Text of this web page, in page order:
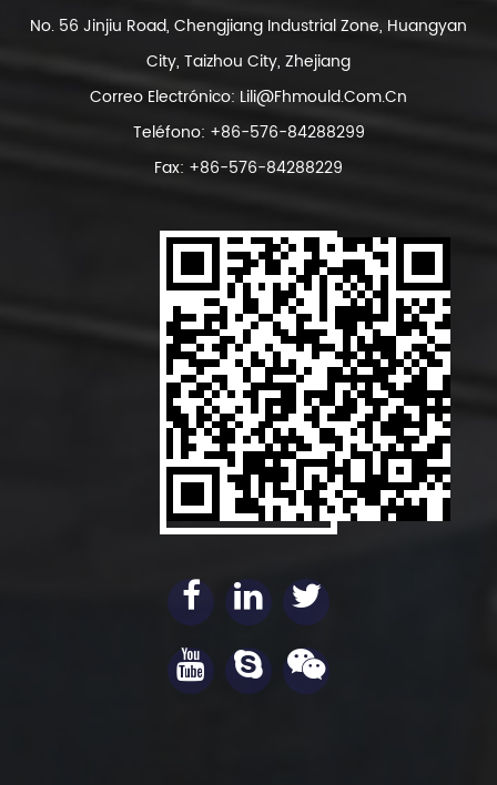
No. 56 Jinjiu Road, Chengjiang Industrial Zone, Huangyan
City, Taizhou City, Zhejiang
Correo Electrónico: Lili@fhmould.com.cn
Teléfono: +86-576-84288299
Fax: +86-576-84288229